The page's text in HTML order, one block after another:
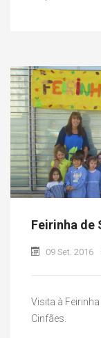
Feirinha de
09 Set. 2016
Visita à
Cinfães.